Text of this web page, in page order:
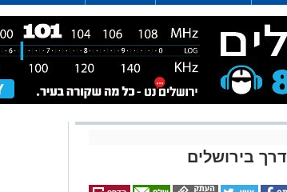
רדיו ירושלים
בירושלים